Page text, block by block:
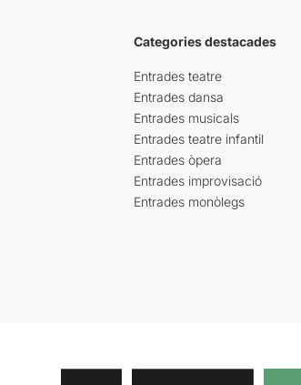
Categories destacades
Entrades teatre
Entrades dansa
Entrades musicals
Entrades teatre infantil
Entrades òpera
Entrades improvisació
Entrades monòlegs